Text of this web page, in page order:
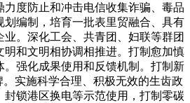
度防止和冲击电信收集诈骗、毒品
划编制，培育一批表里贸融合、具有
业。深化工会、共青团、妇联等群团
明和文明相协调相推进。打制愈加慎
。强化成果使用和反馈机制。打制新
。实施科学合理、积极无效的生齿政
锁港区换电等示范使用，打制零碳